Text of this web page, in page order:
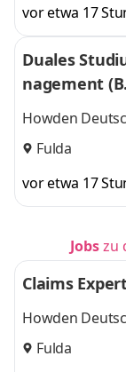
vor etwa 17
Duales
Howden
Fulda
vor etwa 17
Jobszu
Claims
Howden
Fulda